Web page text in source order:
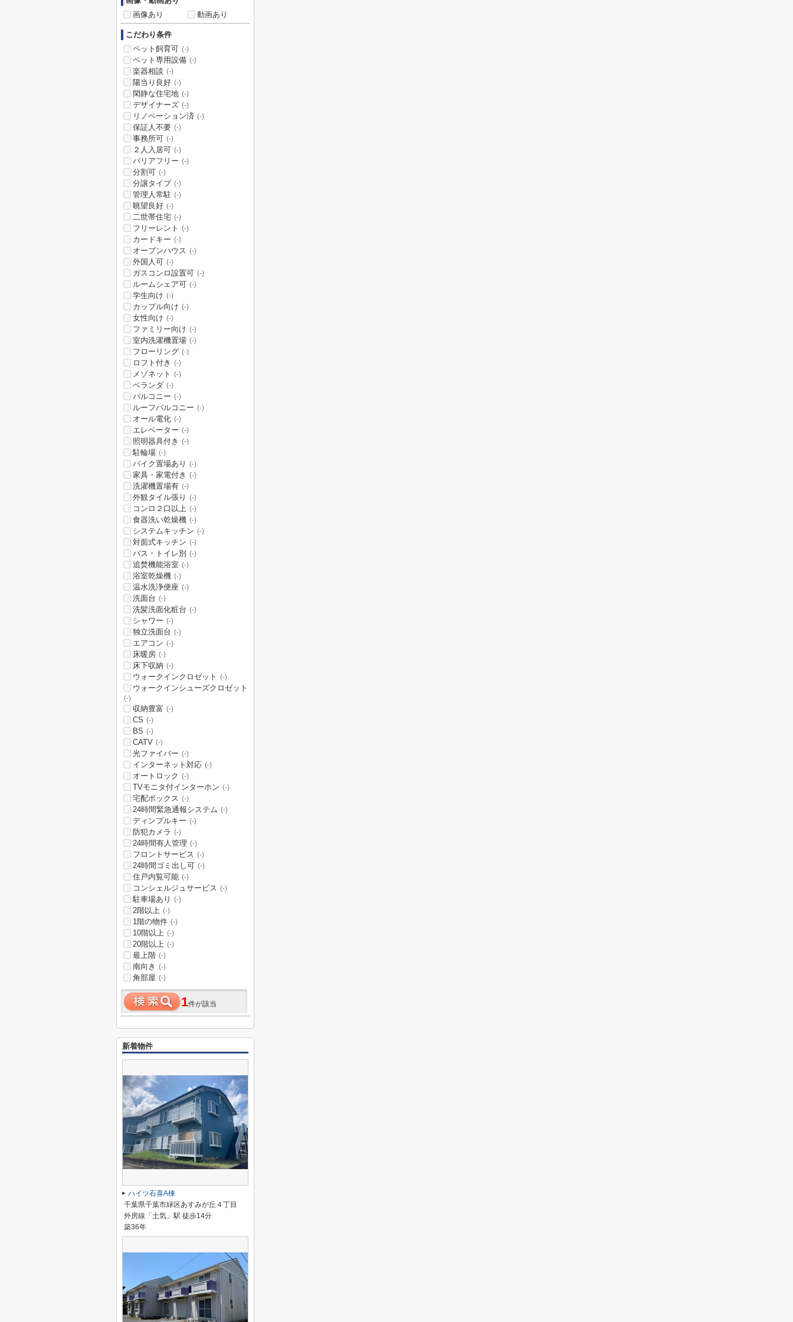
画像あり
動画あり
こだわり条件
ペット飼育可 (-)
ペット専用設備 (-)
楽器相談 (-)
陽当り良好 (-)
閑静な住宅地 (-)
デザイナーズ (-)
リノベーション済 (-)
保証人不要 (-)
事務所可 (-)
２人入居可 (-)
バリアフリー (-)
分割可 (-)
分譲タイプ (-)
管理人常駐 (-)
眺望良好 (-)
二世帯住宅 (-)
フリーレント (-)
カードキー (-)
オープンハウス (-)
外国人可 (-)
ガスコンロ設置可 (-)
ルームシェア可 (-)
学生向け (-)
カップル向け (-)
女性向け (-)
ファミリー向け (-)
室内洗濯機置場 (-)
フローリング (-)
ロフト付き (-)
メゾネット (-)
ベランダ (-)
バルコニー (-)
ルーフバルコニー (-)
オール電化 (-)
エレベーター (-)
照明器具付き (-)
駐輪場 (-)
バイク置場あり (-)
家具・家電付き (-)
洗濯機置場有 (-)
外観タイル張り (-)
コンロ２口以上 (-)
食器洗い乾燥機 (-)
システムキッチン (-)
対面式キッチン (-)
バス・トイレ別 (-)
追焚機能浴室 (-)
浴室乾燥機 (-)
温水洗浄便座 (-)
洗面台 (-)
洗髪洗面化粧台 (-)
シャワー (-)
独立洗面台 (-)
エアコン (-)
床暖房 (-)
床下収納 (-)
ウォークインクロゼット (-)
ウォークインシューズクロゼット
(-)
収納豊富 (-)
CS (-)
BS (-)
CATV (-)
光ファイバー (-)
インターネット対応 (-)
オートロック (-)
TVモニタ付インターホン (-)
宅配ボックス (-)
24時間緊急通報システム (-)
ディンプルキー (-)
防犯カメラ (-)
24時間有人管理 (-)
フロントサービス (-)
24時間ゴミ出し可 (-)
住戸内覧可能 (-)
コンシェルジュサービス (-)
駐車場あり (-)
2階以上 (-)
1階の物件 (-)
10階以上 (-)
20階以上 (-)
最上階 (-)
南向き (-)
角部屋 (-)
1件が該当
新着物件
ハイツ石喜A棟
千葉県千葉市緑区あすみが丘４丁目
外房線「土気」駅 徒歩14分
築36年